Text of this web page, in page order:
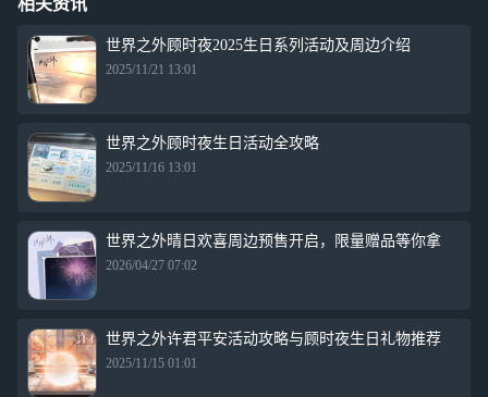
相关资讯
世界之外顾时夜2025生日系列活动及周边介绍
2025/11/21 13:01
世界之外顾时夜生日活动全攻略
2025/11/16 13:01
世界之外晴日欢喜周边预售开启，限量赠品等你拿
2026/04/27 07:02
世界之外许君平安活动攻略与顾时夜生日礼物推荐
2025/11/15 01:01